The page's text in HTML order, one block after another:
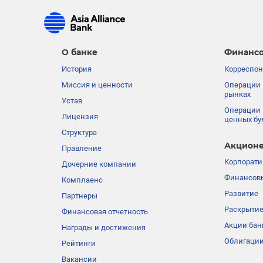
О банке
История
Миссия и ценности
Устав
Лицензия
Структура
Правление
Дочерние компании
Комплаенс
Партнеры
Финансовая отчетность
Награды и достижения
Рейтинги
Вакансии
Операции
рынках
Операции
ценных
Развитие
Акции